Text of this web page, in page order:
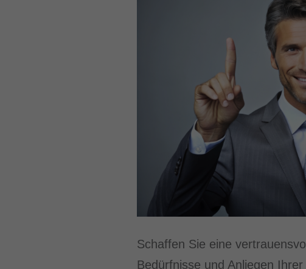
Schaffen Sie eine
Bedürfnisse und Anliegen